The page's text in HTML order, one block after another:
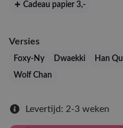
Cadeau papier 3,-
Versies
Foxy-Ny Dwaekki Han
Wolf Chan
Levertijd: 2-3 weken